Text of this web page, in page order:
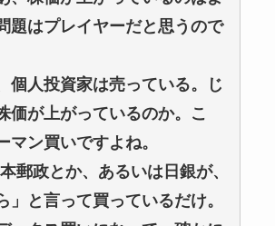
題はプレイヤーだと思うので
個人投資家は売っている。じ
価が上がっているのか。こ
マン買いですよね。
郵政とか、あるいは日銀が、
」と言って買っているだけ。